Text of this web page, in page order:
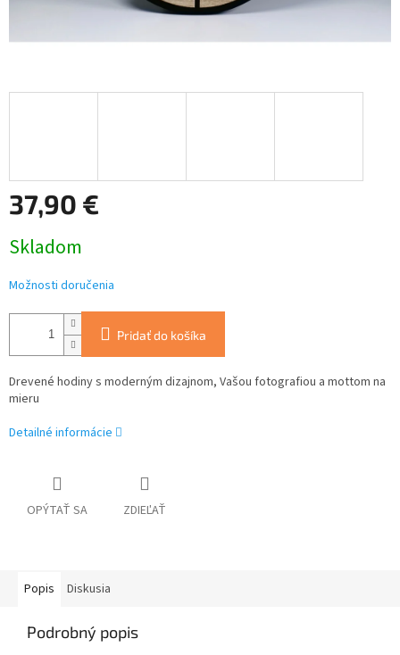
37,90 €
cena:
Skladom
Možnosti doručenia
Pridať do košíka
Drevené hodiny s moderným dizajnom, Vašou fotografiou a mottom na
mieru
Detailné informácie
OPÝTAŤ SA ZDIEĽAŤ
Popis Diskusia
Podrobný popis